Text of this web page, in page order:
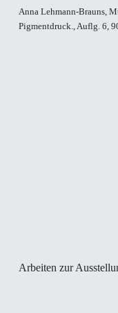
Anna Lehmann-Brauns,
Pigmentdruck., Auflg. 6,
Arbeiten zur